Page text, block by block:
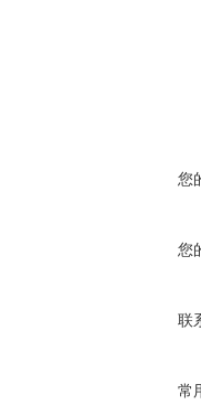
您
您
联
常